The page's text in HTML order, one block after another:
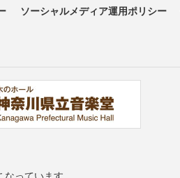
ソーシャルメディア運用ポリシー
なっています